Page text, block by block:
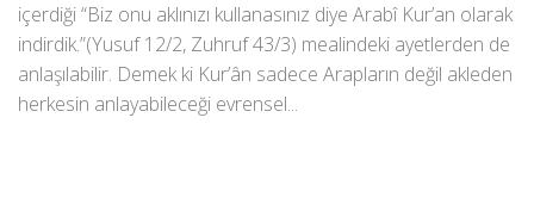
içerdiği “Biz onu aklınızı kullanasınız diye Arabî Kur’an olarak
indirdik.”(Yusuf 12/2, Zuhruf 43/3) mealindeki ayetlerden de
anlaşılabilir. Demek ki Kur’ân sadece Arapların değil akleden
herkesin anlayabileceği evrensel...